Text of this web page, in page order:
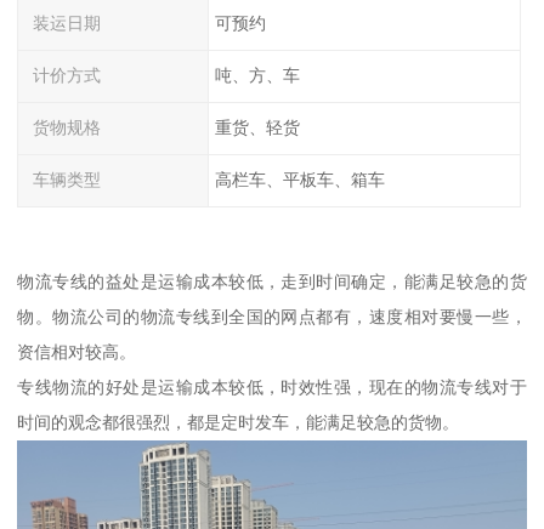
装运日期 可预约
计价方式 吨、方、车
货物规格 重货、轻货
车辆类型 高栏车、平板车、箱车
物流专线的益处是运输成本较低，走到时间确定，能满足较急的货
物。物流公司的物流专线到全国的网点都有，速度相对要慢一些，
资信相对较高。
专线物流的好处是运输成本较低，时效性强，现在的物流专线对于
时间的观念都很强烈，都是定时发车，能满足较急的货物。